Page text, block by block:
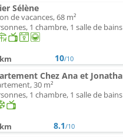
Sélène
de vacances, 68 m²
1 chambre, 1 salle de bains
10/10
30 m²
1 chambre, 1 salle de bains
8.1/10